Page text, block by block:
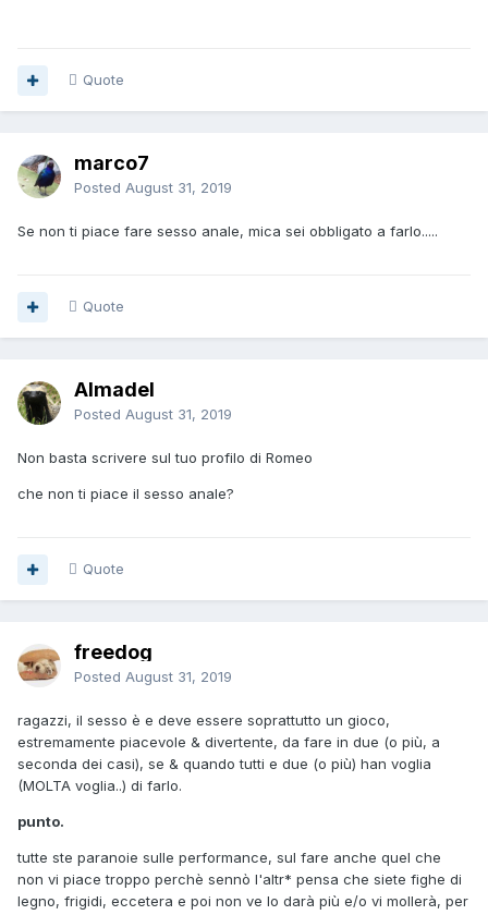
Quote
marco7
Posted August 31, 2019
Se non ti piace fare sesso anale, mica sei obbligato a farlo.....
Quote
Almadel
Posted August 31, 2019
Non basta scrivere sul tuo profilo di Romeo
che non ti piace il sesso anale?
Quote
freedog
Posted August 31, 2019
ragazzi, il sesso è e deve essere soprattutto un gioco,
estremamente piacevole & divertente, da fare in due (o più, a
seconda dei casi), se & quando tutti e due (o più) han voglia
(MOLTA voglia..) di farlo.
punto.
tutte ste paranoie sulle performance, sul fare anche quel che
non vi piace troppo perchè sennò l'altr* pensa che siete fighe di
legno, frigidi, eccetera e poi non ve lo darà più e/o vi mollerà, per